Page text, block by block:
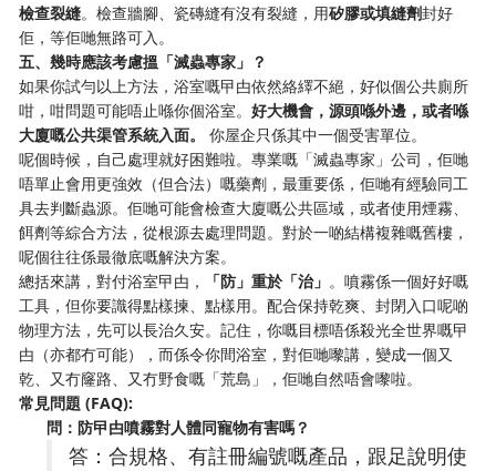
檢查裂縫。檢查牆腳、瓷磚縫有沒有裂縫，用矽膠或填縫劑封好
佢，等佢哋無路可入。
五、幾時應該考慮搵「滅蟲專家」？
如果你試勻以上方法，浴室嘅曱甴依然絡繹不絕，好似個公共廁所
咁，咁問題可能唔止喺你個浴室。好大機會，源頭喺外邊，或者喺
大廈嘅公共渠管系統入面。
​ 你屋企只係其中一個受害單位。
呢個時候，自己處理就好困難啦。專業嘅「滅蟲專家」公司，佢哋
唔單止會用更強效（但合法）嘅藥劑，最重要係，佢哋有經驗同工
具去判斷蟲源。佢哋可能會檢查大廈嘅公共區域，或者使用煙霧、
餌劑等綜合方法，從根源去處理問題。對於一啲結構複雜嘅舊樓，
呢個往往係最徹底嘅解決方案。
總括來講，對付浴室曱甴，
「防」重於「治」 。噴霧係一個好好嘅
工具，但你要識得點樣揀、點樣用。配合保持乾爽、封閉入口呢啲
物理方法，先可以長治久安。記住，你嘅目標唔係殺光全世界嘅曱
甴（亦都冇可能），而係令你間浴室，對佢哋嚟講，變成一個又
乾、又冇窿路、又冇野食嘅「荒島」，佢哋自然唔會嚟啦。
常見問題 (FAQ):
問：防曱甴噴霧對人體同寵物有害嗎？
答：合規格、有註冊編號嘅產品，跟足說明使